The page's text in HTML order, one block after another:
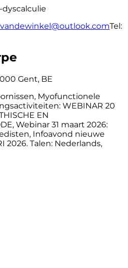
dyscalculie
Tel:
Gent, BE
Myofunctionele
WEBINAR 20
EN
Webinar 31 maart 2026:
Infoavond nieuwe
2026. Talen: Nederlands,